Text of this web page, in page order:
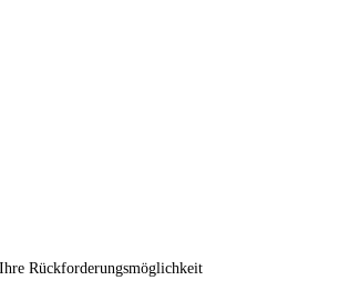
Ihre Rückforderungsmöglichkeit